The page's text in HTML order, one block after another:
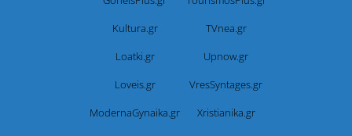
Kultura.gr
TVnea.gr
Loatki.gr
Upnow.gr
Loveis.gr
VresSyntages.gr
ModernaGynaika.gr
Xristianika.gr